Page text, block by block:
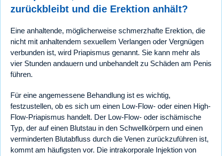
zurückbleibt und die Erektion anhält?
Eine anhaltende, möglicherweise schmerzhafte Erektion, die
nicht mit anhaltendem sexuellem Verlangen oder Vergnügen
verbunden ist, wird Priapismus genannt. Sie kann mehr als
vier Stunden andauern und unbehandelt zu Schäden am Penis
führen.
Für eine angemessene Behandlung ist es wichtig,
festzustellen, ob es sich um einen Low-Flow- oder einen High-
Flow-Priapismus handelt. Der Low-Flow- oder ischämische
Typ, der auf einen Blutstau in den Schwellkörpern und einen
verminderten Blutabfluss durch die Venen zurückzuführen ist,
kommt am häufigsten vor. Die intrakorporale Injektion von